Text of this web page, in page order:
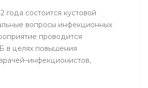
года состоится кустовой
вопросы инфекционных
проводится
в целях повышения
скорой медицинской помощи